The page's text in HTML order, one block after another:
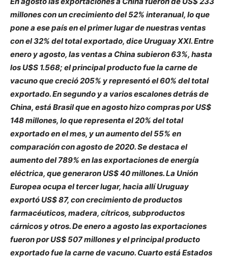
millones con un crecimiento del 52% interanual, lo que
pone a ese país en el primer lugar de nuestras ventas
con el 32% del total exportado, dice Uruguay XXI. Entre
enero y agosto, las ventas a China subieron 63%, hasta
los U$S 1.568; el principal producto fue la carne de
vacuno que creció 205% y representó el 60% del total
exportado. En segundo y a varios escalones detrás de
China, está Brasil que en agosto hizo compras por US$
148 millones, lo que representa el 20% del total
exportado en el mes, y un aumento del 55% en
comparación con agosto de 2020. Se destaca el
aumento del 789% en las exportaciones de energía
eléctrica, que generaron US$ 40 millones. La Unión
Europea ocupa el tercer lugar, hacia allí Uruguay
exportó US$ 87, con crecimiento de productos
farmacéuticos, madera, cítricos, subproductos
cárnicos y otros. De enero a agosto las exportaciones
fueron por US$ 507 millones y el principal producto
exportado fue la carne de vacuno. Cuarto está Estados